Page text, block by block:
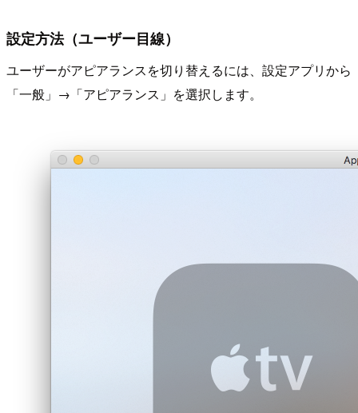
設定方法（ユーザー目線）
ユーザーがアピアランスを切り替えるには、設定アプリから
「一般」→「アピアランス」を選択します。